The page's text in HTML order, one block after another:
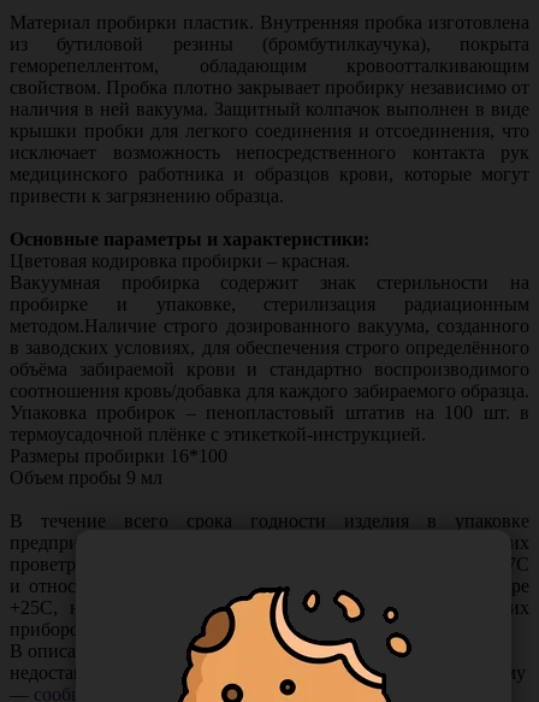
Материал пробирки пластик. Внутренняя пробка изготовлена
из бутиловой резины (бромбутилкаучука), покрыта
геморепеллентом, обладающим кровоотталкивающим
свойством. Пробка плотно закрывает пробирку независимо от
наличия в ней вакуума. Защитный колпачок выполнен в виде
крышки пробки для легкого соединения и отсоединения, что
исключает возможность непосредственного контакта рук
медицинского работника и образцов крови, которые могут
привести к загрязнению образца.
Основные параметры и характеристики:
Цветовая кодировка пробирки – красная.
Вакуумная пробирка содержит знак стерильности на
пробирке и упаковке, стерилизация радиационным
методом.Наличие строго дозированного вакуума, созданного
в заводских условиях, для обеспечения строго определённого
объёма забираемой крови и стандартно воспроизводимого
соотношения кровь/добавка для каждого забираемого образца.
Упаковка пробирок – пенопластовый штатив на 100 шт. в
термоусадочной плёнке с этикеткой-инструкцией.
Размеры пробирки 16*100
Объем пробы 9 мл
В течение всего срока годности изделия в упаковке
предприятия-изготовителя должны храниться в сухих
проветриваемых помещениях при температуре от 0 д о + 37С
и относительной влажности не более 80% при температуре
+25С, на расстоянии не менее 1 м от теплоизлучающих
приборов.
В описании товара могут иметь место неточности или
недостающая информация. Если вы заметили такую проблему
— сообщите нам